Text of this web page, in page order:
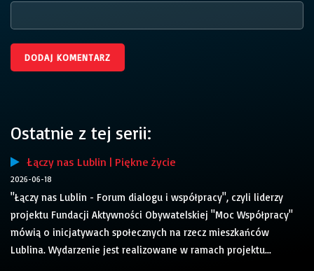
Ostatnie z tej serii:
Łączy nas Lublin | Piękne życie
2026-06-18
"Łączy nas Lublin - Forum dialogu i współpracy", czyli liderzy
projektu Fundacji Aktywności Obywatelskiej "Moc Współpracy"
mówią o inicjatywach społecznych na rzecz mieszkańców
Lublina. Wydarzenie jest realizowane w ramach projektu...